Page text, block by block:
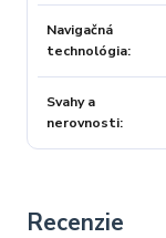
Navigačná
technológia
Svahy a
nerovnosti